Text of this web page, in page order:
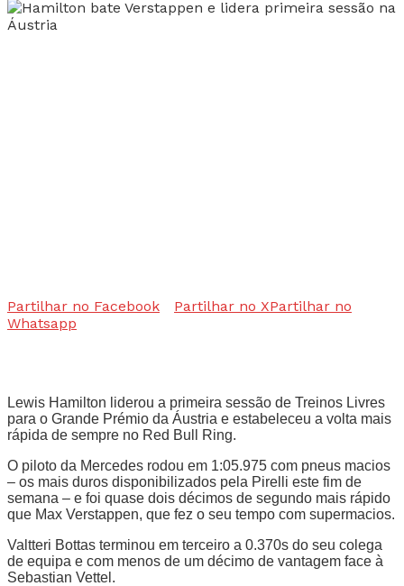
Partilhar no Facebook Partilhar no XPartilhar no
Whatsapp
Lewis Hamilton liderou a primeira sessão de Treinos Livres
para o Grande Prémio da Áustria e estabeleceu a volta mais
rápida de sempre no Red Bull Ring.
O piloto da Mercedes rodou em 1:05.975 com pneus macios
– os mais duros disponibilizados pela Pirelli este fim de
semana – e foi quase dois décimos de segundo mais rápido
que Max Verstappen, que fez o seu tempo com supermacios.
Valtteri Bottas terminou em terceiro a 0.370s do seu colega
de equipa e com menos de um décimo de vantagem face à
Sebastian Vettel.